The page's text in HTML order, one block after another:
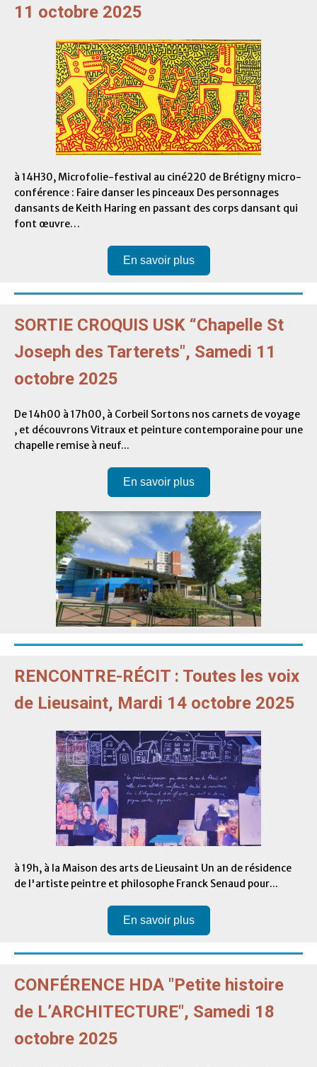
11 octobre 2025
à 14H30, Microfolie-festival au ciné220 de Brétigny micro-
conférence : Faire danser les pinceaux Des personnages
dansants de Keith Haring en passant des corps dansant qui
font œuvre…
En savoir plus
SORTIE CROQUIS USK “Chapelle St
Joseph des Tarterets", Samedi 11
octobre 2025
De 14h00 à 17h00, à Corbeil Sortons nos carnets de voyage
, et découvrons Vitraux et peinture contemporaine pour une
chapelle remise à neuf...
En savoir plus
RENCONTRE-RÉCIT : Toutes les voix
de Lieusaint, Mardi 14 octobre 2025
à 19h, à la Maison des arts de Lieusaint Un an de résidence
de l'artiste peintre et philosophe Franck Senaud pour...
En savoir plus
CONFÉRENCE HDA "Petite histoire
de L’ARCHITECTURE", Samedi 18
octobre 2025